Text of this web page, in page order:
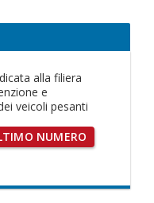
alla filiera
e
veicoli pesanti
NUMERO